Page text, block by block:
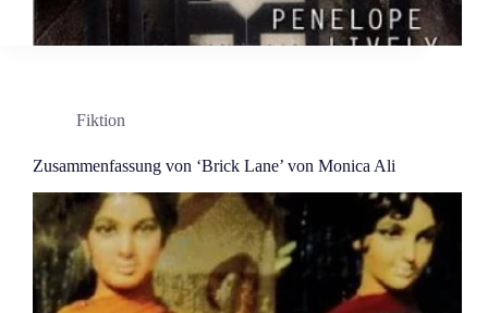
Fiktion
Zusammenfassung von ‘Brick Lane’ von Monica Ali